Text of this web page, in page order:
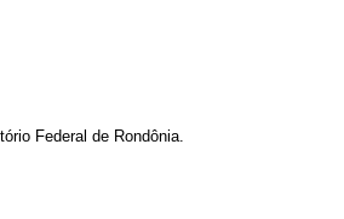
Federal de Rondônia.